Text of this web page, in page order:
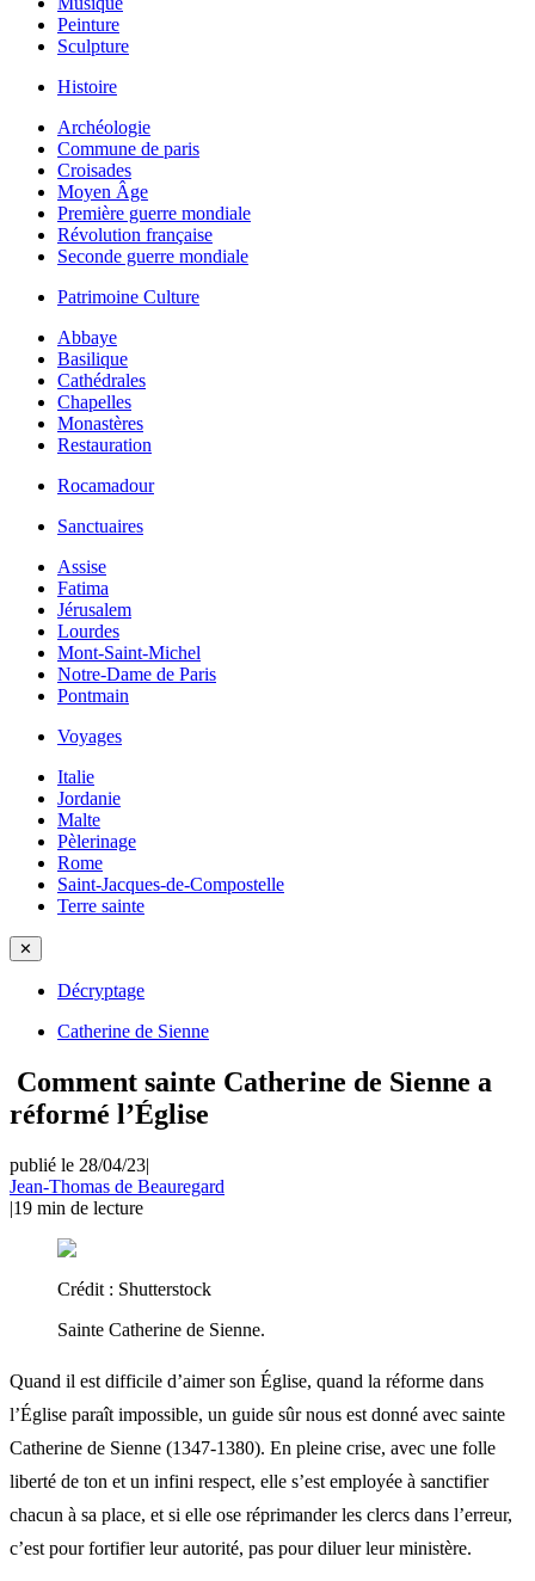
Peinture
Sculpture
Histoire
Archéologie
Commune de paris
Croisades
Moyen Âge
Première guerre mondiale
Révolution française
Seconde guerre mondiale
Patrimoine Culture
Abbaye
Basilique
Cathédrales
Chapelles
Monastères
Restauration
Rocamadour
Sanctuaires
Assise
Fatima
Jérusalem
Lourdes
Mont-Saint-Michel
Notre-Dame de Paris
Pontmain
Voyages
Italie
Jordanie
Malte
Pèlerinage
Rome
Saint-Jacques-de-Compostelle
Terre sainte
✕
Décryptage
Catherine de Sienne
Comment sainte Catherine de Sienne a
réformé l’Église
publié le 28/04/23|
Jean-Thomas de Beauregard
|19 min de lecture
Crédit : Shutterstock
Sainte Catherine de Sienne.
Quand il est difficile d’aimer son Église, quand la réforme dans
l’Église paraît impossible, un guide sûr nous est donné avec sainte
Catherine de Sienne (1347-1380). En pleine crise, avec une folle
liberté de ton et un infini respect, elle s’est employée à sanctifier
chacun à sa place, et si elle ose réprimander les clercs dans l’erreur,
c’est pour fortifier leur autorité, pas pour diluer leur ministère.